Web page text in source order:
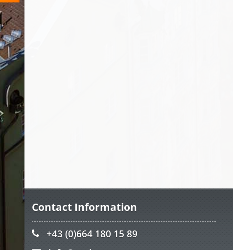
Contact Information
+43 (0)664 180 15 89